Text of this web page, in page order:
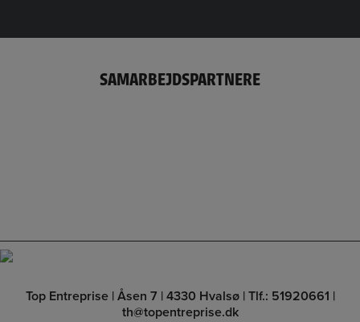
SAMARBEJDSPARTNERE
Top Entreprise | Åsen 7 | 4330 Hvalsø | Tlf.: 51920661 |
th@topentreprise.dk